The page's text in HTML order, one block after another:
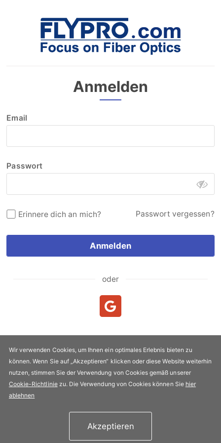
Anmelden
Email
Passwort
Erinnere dich an mich? Passwort vergessen?
Anmelden
oder
Urheberrecht & Kopie 2005-2026 FLYPRO.com. Alle Rechte
vorbehalten.
Datenschutz-Bestimmungen
Wir verwenden Cookies, um Ihnen ein optimales Erlebnis bieten zu
können. Wenn Sie auf „Akzeptieren“ klicken oder diese Website weiterhin
nutzen, stimmen Sie der Verwendung von Cookies gemäß unserer
Cookie-Richtliniezu. Die Verwendung von Cookies können Sie hier
ablehnen
Akzeptieren